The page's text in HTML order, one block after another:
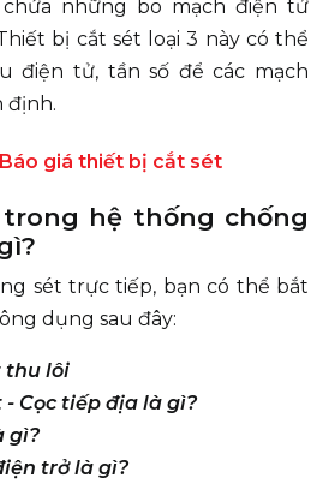
những bo mạch điện tử
bị cắt sét loại 3 này có thể
điện tử, tần số để các mạch
định.
Báo giá thiết bị cắt sét
hệ thống chống
sét trực tiếp, bạn có thể bắt
dụng sau đây:
thu lôi
Cọc tiếp địa là gì?
gì?
trở là gì?